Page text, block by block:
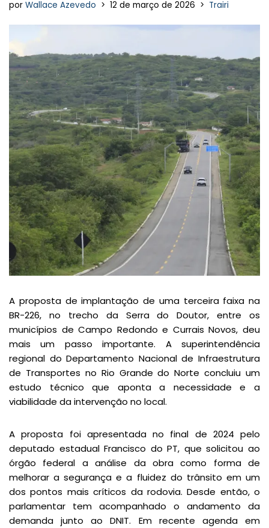
por Wallace Azevedo 12 de março de 2026 Trairi
A proposta de implantação de uma terceira faixa na
BR-226, no trecho da Serra do Doutor, entre os
municípios de Campo Redondo e Currais Novos, deu
mais um passo importante. A superintendência
regional do Departamento Nacional de Infraestrutura
de Transportes no Rio Grande do Norte concluiu um
estudo técnico que aponta a necessidade e a
viabilidade da intervenção no local.
A proposta foi apresentada no final de 2024 pelo
deputado estadual Francisco do PT, que solicitou ao
órgão federal a análise da obra como forma de
melhorar a segurança e a fluidez do trânsito em um
dos pontos mais críticos da rodovia. Desde então, o
parlamentar tem acompanhado o andamento da
demanda junto ao DNIT. Em recente agenda em